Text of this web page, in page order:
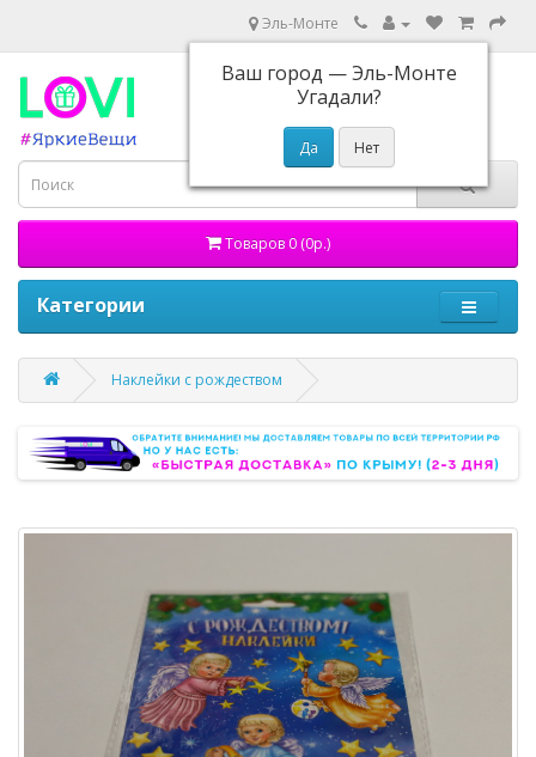
Эль-Монте
Ваш город —Эль-Монте
Угадали?
Товаров 0 (0р.)
Категории
Наклейки с рождеством